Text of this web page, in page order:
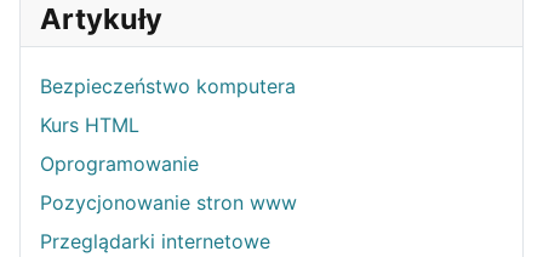
Artykuły
Bezpieczeństwo komputera
Kurs HTML
Oprogramowanie
Pozycjonowanie stron www
Przeglądarki internetowe